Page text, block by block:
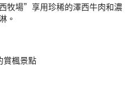
牧場”享用珍稀的澤西牛肉和濃
。
賞楓景點